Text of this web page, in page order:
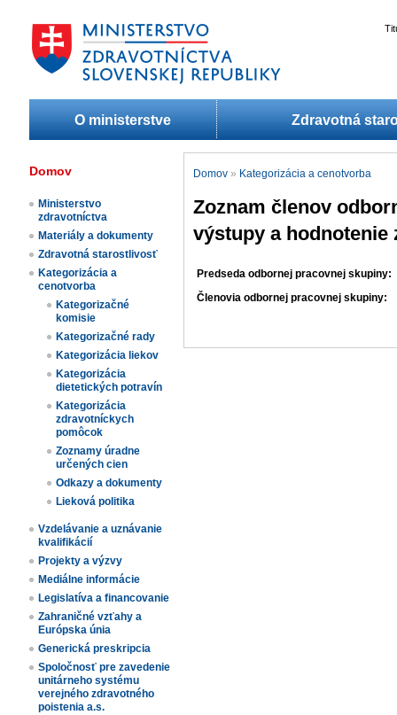
O ministerstve Zdravotná
Domov
Ministerstvo
zdravotníctva
Materiály a dokumenty
Zdravotná starostlivosť
Kategorizácia a
cenotvorba
Kategorizačné
komisie
Kategorizačné rady
Kategorizácia liekov​
Kategorizácia
dietetických potravín​
Kategorizácia
zdravotníckych
pomôcok
Zoznamy úradne
určených cien​
Odkazy a dokumenty
Lieková politika
Vzdelávanie a uznávanie
kvalifikácií
Projekty a výzvy
Mediálne informácie
Legislatíva a financovanie
Zahraničné vzťahy a
Európska únia
Generická preskripcia
Spoločnosť pre zavedenie
unitárneho systému
verejného zdravotného
poistenia a.s.
Domov » Kategorizácia a cenotvorba
Zoznam členov
výstupy a
Predseda odbornej pracovnej skupiny:
Členovia odbornej pracovnej skupiny: